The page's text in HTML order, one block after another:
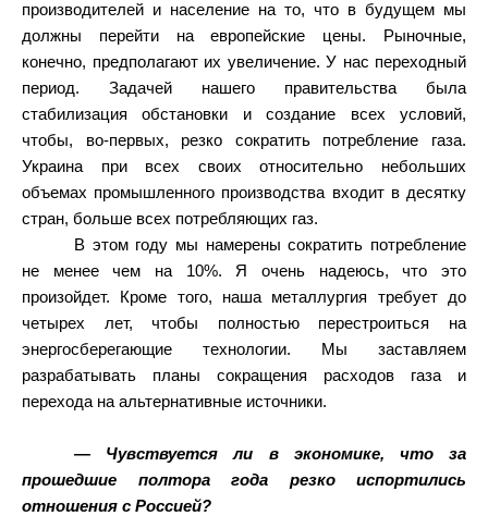
производителей и население на то, что в будущем мы
должны перейти на европейские цены. Рыночные,
конечно, предполагают их увеличение. У нас переходный
период. Задачей нашего правительства была
стабилизация обстановки и создание всех условий,
чтобы, во-первых, резко сократить потребление газа.
Украина при всех своих относительно небольших
объемах промышленного производства входит в десятку
стран, больше всех потребляющих газ.
В этом году мы намерены сократить потребление
не менее чем на 10%. Я очень надеюсь, что это
произойдет. Кроме того, наша металлургия требует до
четырех лет, чтобы полностью перестроиться на
энергосберегающие технологии. Мы заставляем
разрабатывать планы сокращения расходов газа и
перехода на альтернативные источники.
— Чувствуется ли в экономике, что за
прошедшие полтора года резко испортились
отношения с Россией?